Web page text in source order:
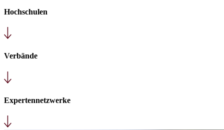
Hochschulen
Verbände
Expertennetzwerke